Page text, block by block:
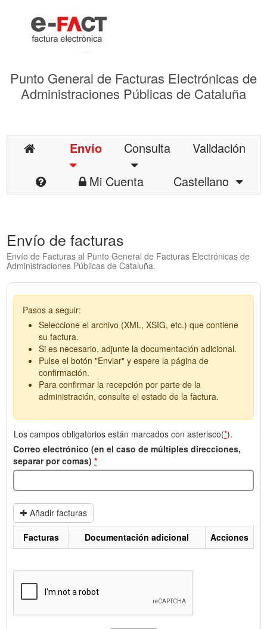
Punto General de Facturas Electrónicas de
Administraciones Públicas de Cataluña
Envío Consulta
Validación
Mi Cuenta
Castellano
Envío de facturas
Envío de Facturas al Punto General de Facturas Electrónicas de
Administraciones Públicas de Cataluña.
Pasos a seguir:
Seleccione el archivo (XML, XSIG, etc.) que contiene
su factura.
Si es necesario, adjunte la documentación adicional.
Pulse el botón "Enviar" y espere la página de
confirmación.
Para confirmar la recepción por parte de la
administración, consulte el estado de la factura.
Los campos obligatorios están marcados con asterisco(*).
Correo electrónico (en el caso de múltiples direcciones,
separar por comas) *
Añadir facturas
enviar.
Facturas Documentación adicional Acciones